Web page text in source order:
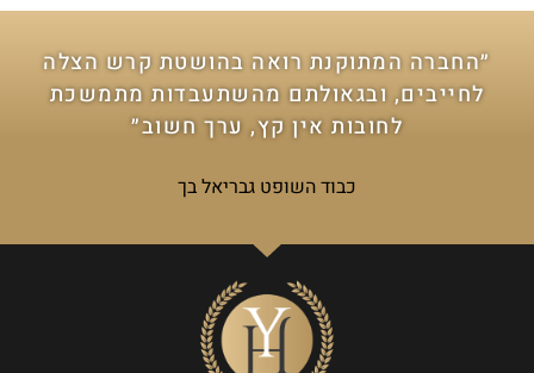
״החברה המתוקנת רואה בהושטת קרש הצלה
לחייבים, ובגאולתם מהשתעבדות מתמשכת
לחובות אין קץ, ערך חשוב״
כבוד השופט גבריאל בך